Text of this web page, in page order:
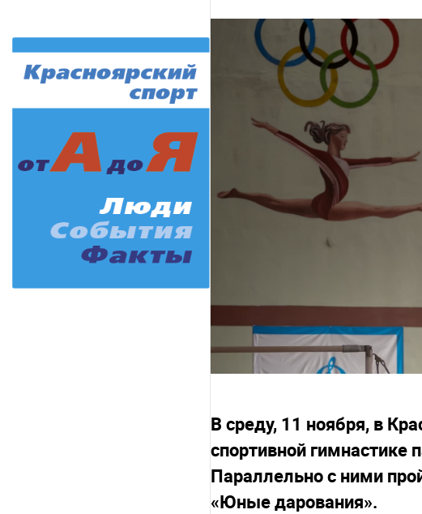
В среду, 11 ноября, в
спортивной
Параллельно с ними
«Юные дарования».